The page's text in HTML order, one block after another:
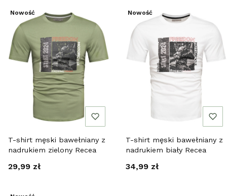
Nowość
T-shirt męski bawełniany z
nadrukiem zielony Recea
Cena
29,99 zł
Nowość
T-shirt męski bawełniany z
nadrukiem biały Recea
Cena
34,99 zł